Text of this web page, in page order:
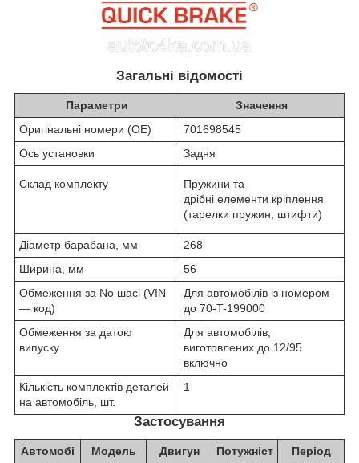
Загальні відомості
Параметри
Значення
Оригінальні номери (OE)
701698545
Ось установки
Задня
Склад комплекту
Пружини та
дрібні елементи кріплення
(тарелки пружин, штифти)
Діаметр барабана, мм
268
Ширина, мм
56
Обмеження за No шасі (VIN
— код)
Для автомобілів із номером
до 70-T-199000
Обмеження за датою
випуску
Для автомобілів,
виготовлених до 12/95
включно
Кількість комплектів деталей
на автомобіль, шт.
1
Застосування
Автомобі
Модель Двигун
Потужніст
Період